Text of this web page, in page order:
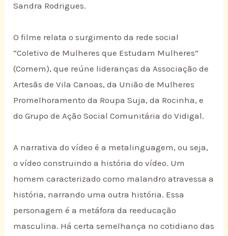
Sandra Rodrigues.
O filme relata o surgimento da rede social
“Coletivo de Mulheres que Estudam Mulheres”
(Comem), que reúne lideranças da Associação de
Artesãs de Vila Canoas, da União de Mulheres
Promelhoramento da Roupa Suja, da Rocinha, e
do Grupo de Ação Social Comunitária do Vidigal.
A narrativa do vídeo é a metalinguagem, ou seja,
o vídeo construindo a história do vídeo. Um
homem caracterizado como malandro atravessa a
história, narrando uma outra história. Essa
personagem é a metáfora da reeducação
masculina. Há certa semelhança no cotidiano das